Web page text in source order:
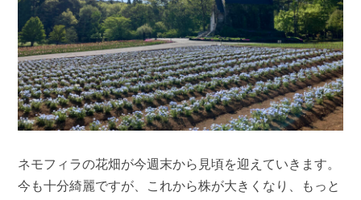
ネモフィラの花畑が今週末から見頃を迎えていきます。
今も十分綺麗ですが、これから株が大きくなり、もっと